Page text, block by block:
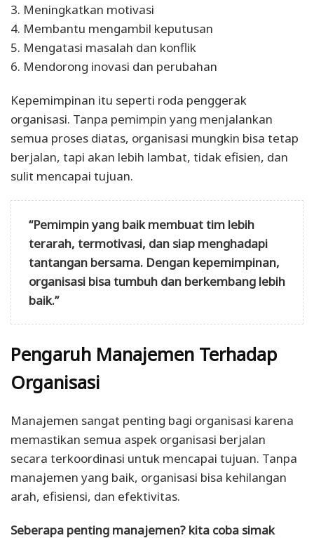
3. Meningkatkan motivasi
4. Membantu mengambil keputusan
5. Mengatasi masalah dan konflik
6. Mendorong inovasi dan perubahan
Kepemimpinan itu seperti roda penggerak
organisasi. Tanpa pemimpin yang menjalankan
semua proses diatas, organisasi mungkin bisa tetap
berjalan, tapi akan lebih lambat, tidak efisien, dan
sulit mencapai tujuan.
“Pemimpin yang baik membuat tim lebih
terarah, termotivasi, dan siap menghadapi
tantangan bersama. Dengan kepemimpinan,
organisasi bisa tumbuh dan berkembang lebih
baik.”
Pengaruh Manajemen Terhadap
Organisasi
Manajemen sangat penting bagi organisasi karena
memastikan semua aspek organisasi berjalan
secara terkoordinasi untuk mencapai tujuan. Tanpa
manajemen yang baik, organisasi bisa kehilangan
arah, efisiensi, dan efektivitas.
Seberapa penting manajemen? kita coba simak